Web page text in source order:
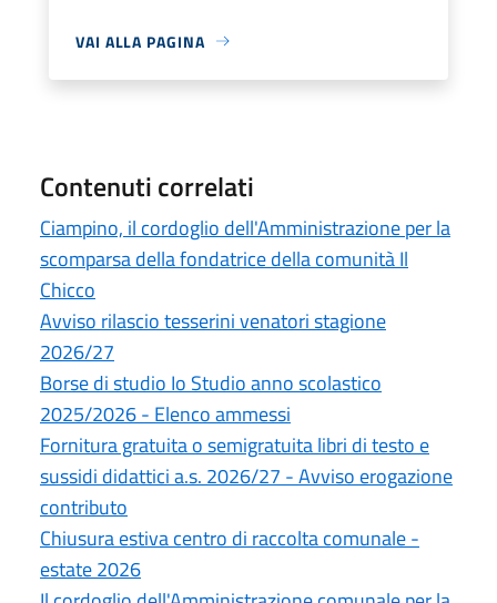
VAI ALLA PAGINA
Contenuti correlati
Ciampino, il cordoglio dell'Amministrazione per la
scomparsa della fondatrice della comunità Il
Chicco
Avviso rilascio tesserini venatori stagione
2026/27
Borse di studio Io Studio anno scolastico
2025/2026 - Elenco ammessi
Fornitura gratuita o semigratuita libri di testo e
sussidi didattici a.s. 2026/27 - Avviso erogazione
contributo
Chiusura estiva centro di raccolta comunale -
estate 2026